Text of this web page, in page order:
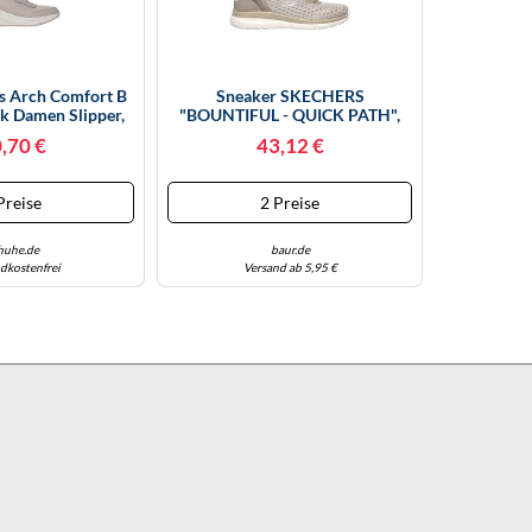
Arch Comfort B
Damen Slipper,
€
Sneaker SKECHERS
"BOUNTIFUL - QUICK PATH",
Textil, Lederimitat, Sportlich,
Gepolsterter Innensohle
(92442043-38) Taupe
43,12 €
2 Preise
baur.de
Versand ab 5,95 €